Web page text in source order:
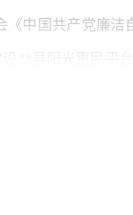
中国共产党廉洁
公示、业务操作
值约*亿元，集体
题线索成立*个专